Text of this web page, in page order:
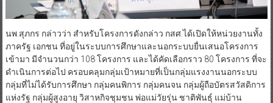
นพ.สุภกร กล่าวว่า สำหรับโครงการดังกล่าว กสศ.ได้เปิดให้หน่วยงานทั้ง
ภาครัฐ เอกชน ที่อยู่ในระบบการศึกษาและนอกระบบยื่นเสนอโครงการ
เข้ามา มีจำนวนกว่า 108 โครงการ และได้คัดเลือกราว 80 โครงการ ที่จะ
ดำเนินการต่อไป ครอบคลุมกลุ่มเป้าหมายที่เป็นกลุ่มแรงงานนอกระบบ
กลุ่มที่ไม่ได้รับการศึกษา กลุ่มคนพิการ กลุ่มคนจน กลุ่มผู้ถือบัตรสวัสดิการ
แห่งรัฐ กลุ่มผู้สูงอายุ วิสาหกิจชุมชน พ่อแม่วัยรุ่น ชาติพันธุ์ แม่บ้าน